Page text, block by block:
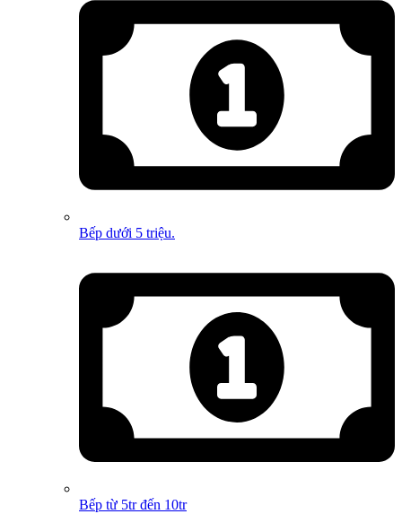
Bếp dưới 5 triệu.
Bếp từ 5tr đến 10tr